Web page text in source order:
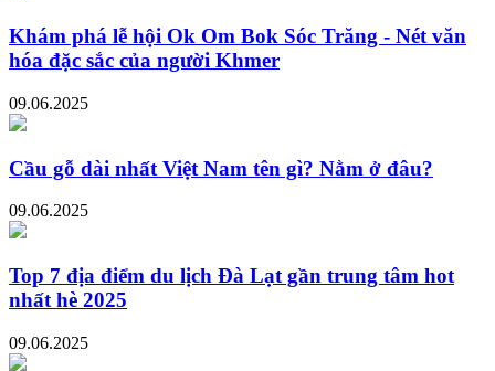
Khám phá lễ hội Ok Om Bok Sóc Trăng - Nét văn
hóa đặc sắc của người Khmer
09.06.2025
Cầu gỗ dài nhất Việt Nam tên gì? Nằm ở đâu?
09.06.2025
Top 7 địa điểm du lịch Đà Lạt gần trung tâm hot
nhất hè 2025
09.06.2025